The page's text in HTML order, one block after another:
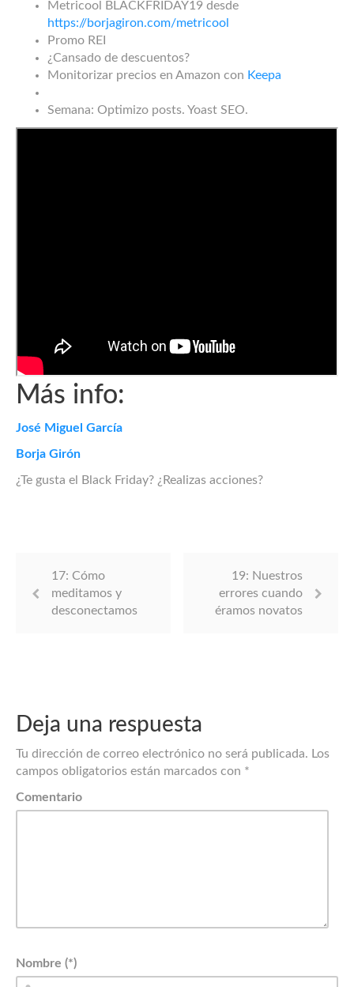
Metricool BLACKFRIDAY19 desde
https://borjagiron.com/metricool
Promo REI
¿Cansado de descuentos?
Monitorizar precios en Amazon con Keepa
Semana: Optimizo posts. Yoast SEO.
Más info:
José Miguel García
Borja Girón
¿Te gusta el Black Friday? ¿Realizas acciones?
17: Cómo
meditamos y
desconectamos
19: Nuestros
errores cuando
éramos novatos
Deja una respuesta
Tu dirección de correo electrónico no será publicada. Los
campos obligatorios están marcados con *
Comentario
Nombre (*)